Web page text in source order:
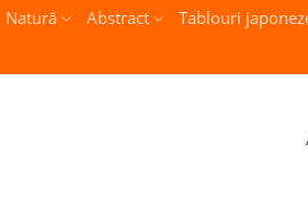
Natură Abstract Tablouri